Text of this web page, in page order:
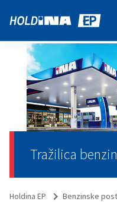
Tražilica
Holdina EP Benzinske